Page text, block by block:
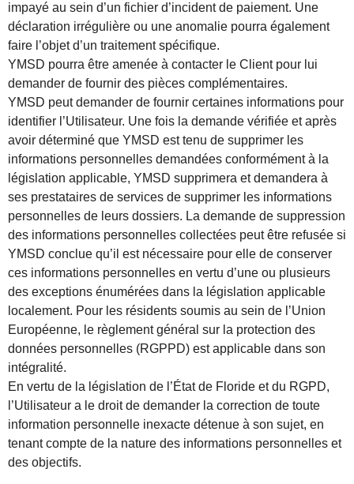
impayé au sein d’un fichier d’incident de paiement. Une
déclaration irrégulière ou une anomalie pourra également
faire l’objet d’un traitement spécifique.
YMSD pourra être amenée à contacter le Client pour lui
demander de fournir des pièces complémentaires.
YMSD peut demander de fournir certaines informations pour
identifier l’Utilisateur. Une fois la demande vérifiée et après
avoir déterminé que YMSD est tenu de supprimer les
informations personnelles demandées conformément à la
législation applicable, YMSD supprimera et demandera à
ses prestataires de services de supprimer les informations
personnelles de leurs dossiers. La demande de suppression
des informations personnelles collectées peut être refusée si
YMSD conclue qu’il est nécessaire pour elle de conserver
ces informations personnelles en vertu d’une ou plusieurs
des exceptions énumérées dans la législation applicable
localement. Pour les résidents soumis au sein de l’Union
Européenne, le règlement général sur la protection des
données personnelles (RGPPD) est applicable dans son
intégralité.
En vertu de la législation de l’État de Floride et du RGPD,
l’Utilisateur a le droit de demander la correction de toute
information personnelle inexacte détenue à son sujet, en
tenant compte de la nature des informations personnelles et
des objectifs.